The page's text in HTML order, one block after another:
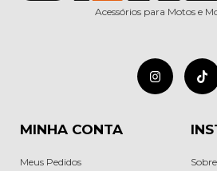
Acessórios para Motos e
MINHA CONTA
Meus Pedidos